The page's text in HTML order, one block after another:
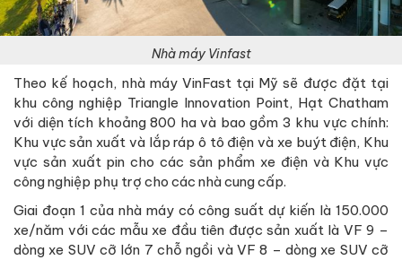
Nhà máy Vinfast
Theo kế hoạch, nhà máy VinFast tại Mỹ sẽ được đặt tại
khu công nghiệp Triangle Innovation Point, Hạt Chatham
với diện tích khoảng 800 ha và bao gồm 3 khu vực chính:
Khu vực sản xuất và lắp ráp ô tô điện và xe buýt điện, Khu
vực sản xuất pin cho các sản phẩm xe điện và Khu vực
công nghiệp phụ trợ cho các nhà cung cấp.
Giai đoạn 1 của nhà máy có công suất dự kiến là 150.000
xe/năm với các mẫu xe đầu tiên được sản xuất là VF 9 –
dòng xe SUV cỡ lớn 7 chỗ ngồi và VF 8 – dòng xe SUV cỡ